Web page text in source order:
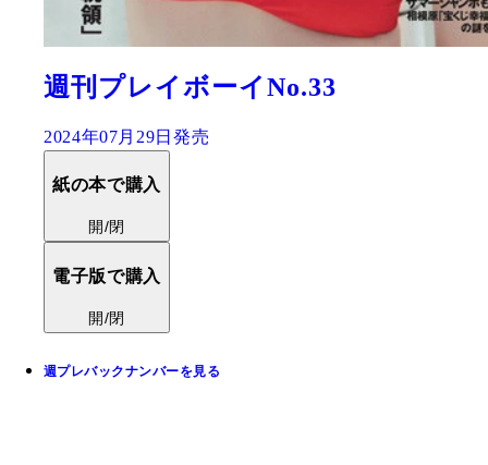
週刊プレイボーイNo.33
2024年07月29日発売
紙の本で購入
開/閉
電子版で購入
開/閉
週プレバックナンバーを見る